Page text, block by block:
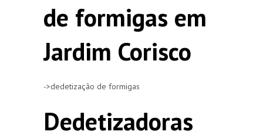
de formigas em
Jardim Corisco
->dedetização de formigas
Dedetizadoras